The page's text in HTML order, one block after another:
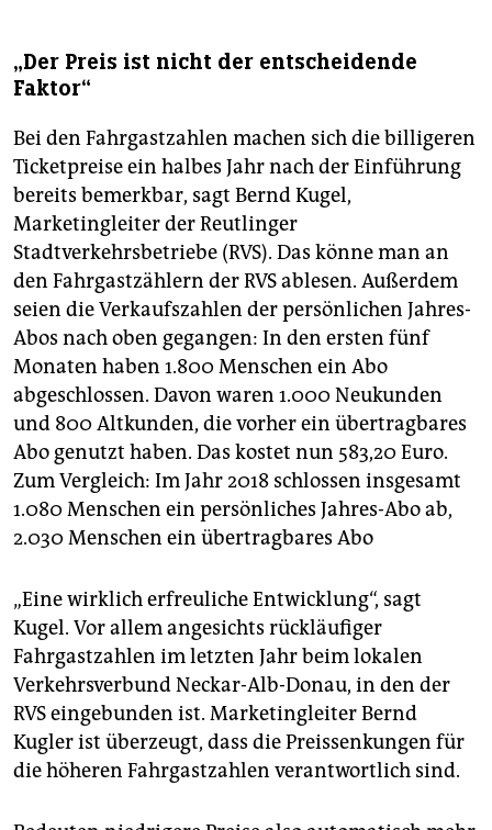
„Der Preis ist nicht der entscheidende
Faktor“
Bei den Fahrgastzahlen machen sich die billigeren
Ticketpreise ein halbes Jahr nach der Einführung
bereits bemerkbar, sagt Bernd Kugel,
Marketingleiter der Reutlinger
Stadtverkehrsbetriebe (RVS). Das könne man an
den Fahrgastzählern der RVS ablesen. Außerdem
seien die Verkaufszahlen der persönlichen Jahres-
Abos nach oben gegangen: In den ersten fünf
Monaten haben 1.800 Menschen ein Abo
abgeschlossen. Davon waren 1.000 Neukunden
und 800 Altkunden, die vorher ein übertragbares
Abo genutzt haben. Das kostet nun 583,20 Euro.
Zum Vergleich: Im Jahr 2018 schlossen insgesamt
1.080 Menschen ein persönliches Jahres-Abo ab,
2.030 Menschen ein übertragbares Abo
„Eine wirklich erfreuliche Entwicklung“, sagt
Kugel. Vor allem angesichts rückläufiger
Fahrgastzahlen im letzten Jahr beim lokalen
Verkehrsverbund Neckar-Alb-Donau, in den der
RVS eingebunden ist. Marketingleiter Bernd
Kugler ist überzeugt, dass die Preissenkungen für
die höheren Fahrgastzahlen verantwortlich sind.